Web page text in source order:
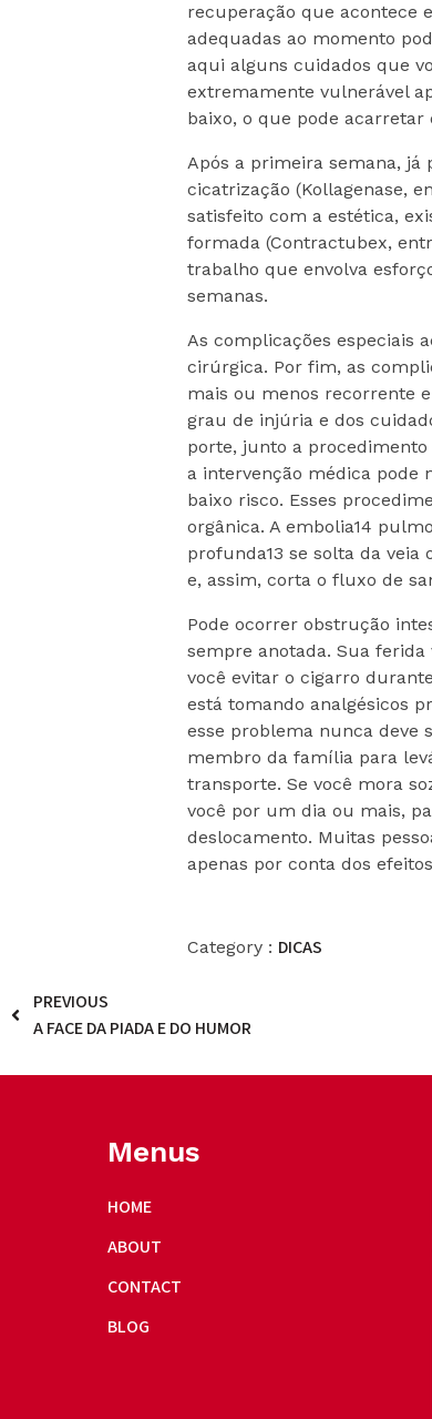
recuperação que acontece
adequadas ao momento
aqui alguns cuidados que
extremamente vulnerável
baixo, o que pode
Após a primeira semana, já
cicatrização (Kollagenase,
satisfeito com a estética,
formada (Contractubex,
trabalho que envolva
semanas.
As complicações especiais
cirúrgica. Por fim, as
mais ou menos recorrente
grau de injúria e dos
porte, junto a
a intervenção médica pode
baixo risco. Esses
orgânica. A embolia14
profunda13 se solta da
e, assim, corta o fluxo de
Pode ocorrer obstrução
sempre anotada. Sua
você evitar o cigarro
está tomando analgésicos
esse problema nunca deve
membro da família para
transporte. Se você mora
você por um dia ou mais,
deslocamento. Muitas
apenas por conta dos
Category : DICAS
PREVIOUS
A FACE DA PIADA E DO HUMOR
Menus
HOME
ABOUT
CONTACT
BLOG